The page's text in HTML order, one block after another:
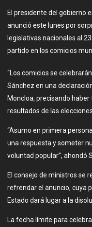
El presidente del gobierno
anunció este lunes por
legislativas nacionales al
partido en los comicios
“Los comicios se
Sánchez en una
Moncloa, precisando
resultados de las
“Asumo en primera
una respuesta y someter
voluntad popular”, ahondó
El consejo de ministros se
refrendar el anuncio, cuya
Estado dará lugar a la
La fecha límite para